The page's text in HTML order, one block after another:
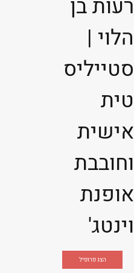
רעות בן
הלוי |
סטייליס
טית
אישית
וחובבת
אופנת
וינטג'
הצג פרופיל